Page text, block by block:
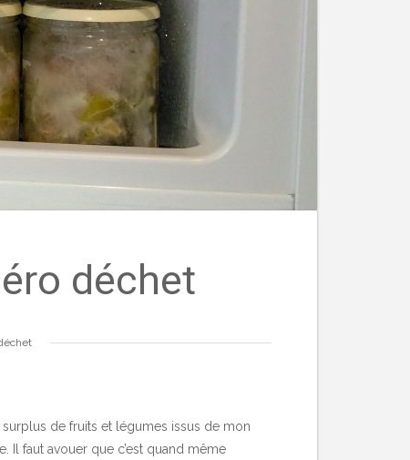
déchet
de fruits et légumes issus de mon
faut avouer que c’est quand même